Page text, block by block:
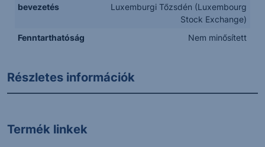
bevezetés
Luxemburgi Tőzsdén (Luxembourg
Stock Exchange)
Fenntarthatóság
Nem minősített
Részletes információk
Termék linkek